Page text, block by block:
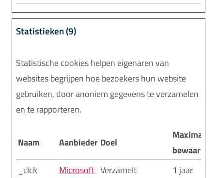
Statistieken (9)
Statistische cookies helpen eigenaren van
websites begrijpen hoe bezoekers hun website
gebruiken, door anoniem gegevens te verzamelen
en te rapporteren.
Naam Aanbieder Doel
Maximale
_clck Microsoft Verzamelt 1 jaar